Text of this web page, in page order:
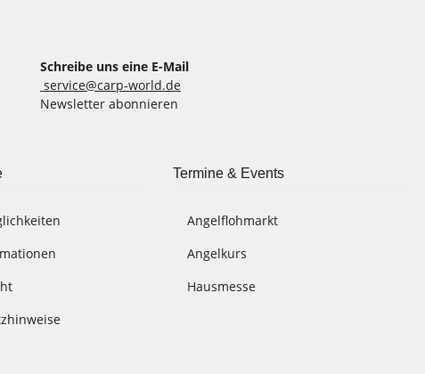
Schreibe uns eine E-Mail
service@carp-world.de
Newsletter abonnieren
Termine & Events
Angelflohmarkt
Angelkurs
Hausmesse